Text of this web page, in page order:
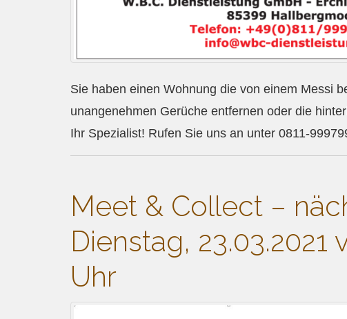
Sie haben einen Wohnung die von einem Messi
unangenehmen Gerüche entfernen oder die
Ihr Spezialist! Rufen Sie uns an unter 0811-
Meet & Collect –
Dienstag, 23.03.2021
Uhr